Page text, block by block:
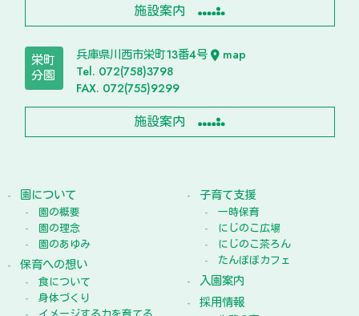
施設案内
栄町
分園
兵庫県川西市栄町13番4号
map
Tel. 072(758)3798
FAX. 072(755)9299
施設案内
園について
園の概要
園の理念
園のあゆみ
保育への想い
食について
身体づくり
子育て支援
一時保育
にじのこ広場
にじのこ茶ろん
たんぽぽカフェ
入園案内
採用情報